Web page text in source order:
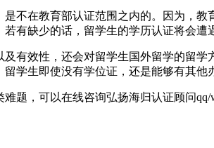
不在教育部认证范围之内的。因为，
有缺少的话，留学生的学历认证将会遭
有效性，还会对留学生国外留学的留
学生即使没有学位证，还是能够有其他
，可以在线咨询弘扬海归认证顾问qq/